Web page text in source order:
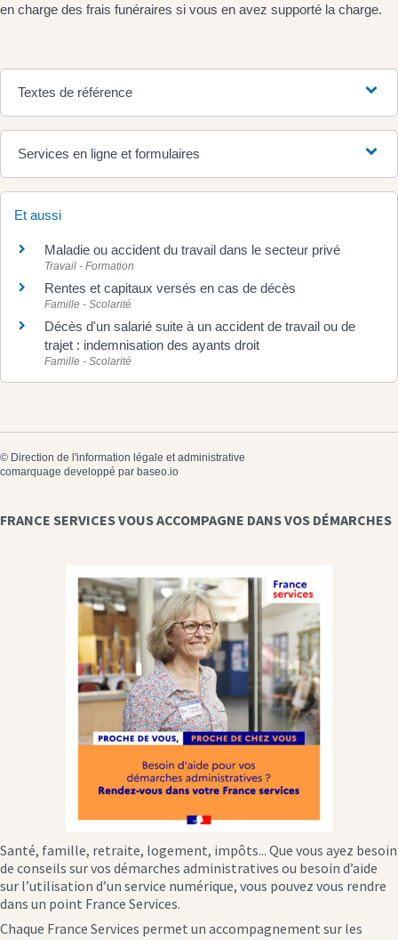
en charge des frais funéraires si vous en avez supporté la charge.
Textes de référence
Services en ligne et formulaires
Et aussi
Maladie ou accident du travail dans le secteur privé
Travail - Formation
Rentes et capitaux versés en cas de décès
Famille - Scolarité
Décès d'un salarié suite à un accident de travail ou de
trajet : indemnisation des ayants droit
Famille - Scolarité
© Direction de l'information légale et administrative
comarquage developpé par baseo.io
FRANCE SERVICES VOUS ACCOMPAGNE DANS VOS DÉMARCHES
Santé, famille, retraite, logement, impôts... Que vous ayez besoin
de conseils sur vos démarches administratives ou besoin d’aide
sur l’utilisation d’un service numérique, vous pouvez vous rendre
dans un point France Services.
Chaque France Services permet un accompagnement sur les